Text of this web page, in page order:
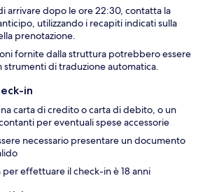
arrivare dopo le ore 22:30, contatta la
utilizzando i recapiti indicati sulla
prenotazione.
fornite dalla struttura potrebbero essere
di traduzione automatica.
in
carta di credito o carta di debito, o un
per eventuali spese accessorie
necessario presentare un documento
per effettuare il check-in è 18 anni